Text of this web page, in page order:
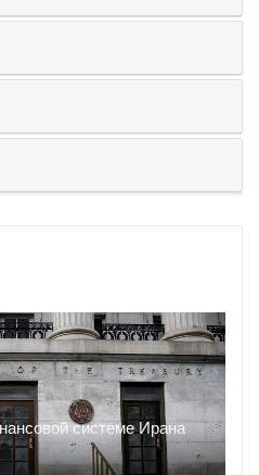
системе Ирана